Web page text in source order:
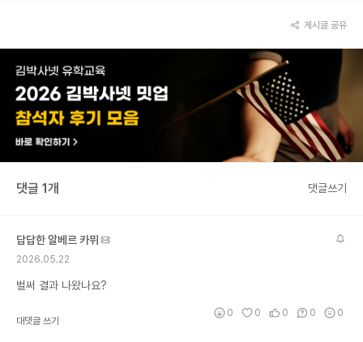
게시글 공유
댓글 1개 댓글쓰기
답답한 알베르 카뮈
2026.05.22
벌써 결과 나왔나요?
대댓글 쓰기
0 0 0 0 0